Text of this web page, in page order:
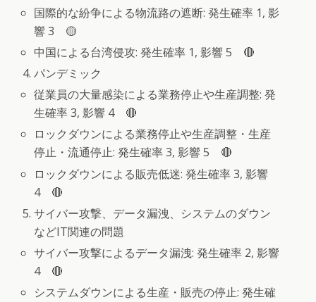
国際的な紛争による物流路の遮断: 発生確率 1, 影
響 3 🟡
中国による台湾侵攻: 発生確率 1, 影響 5 🔴
パンデミック
従業員の大量感染による業務停止や生産調整: 発
生確率 3, 影響 4 🔴
ロックダウンによる業務停止や生産調整・生産
停止・流通停止: 発生確率 3, 影響 5 🔴
ロックダウンによる販売低迷: 発生確率 3, 影響
4 🔴
サイバー攻撃、データ漏洩、システムのダウン
などIT関連の問題
サイバー攻撃によるデータ漏洩: 発生確率 2, 影響
4 🔴
システムダウンによる生産・販売の停止: 発生確